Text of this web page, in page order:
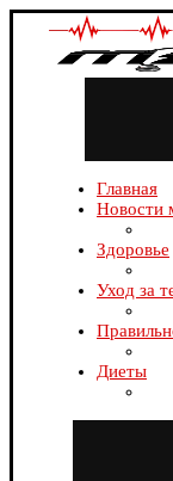
Главная
Новости
Здоровье
Уход за
Диеты